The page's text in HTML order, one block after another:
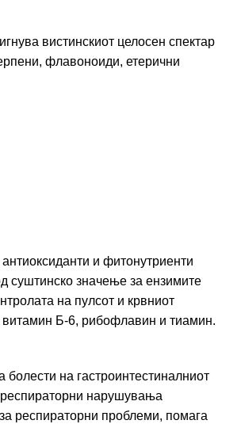
вистинскиот целосен спектар
флавоноиди, етерични
и фитонутриенти
суштинско значење за ензимите
на пулсот и крвниот
витамин Б-6, рибофлавин и тиамин.
болести на гастроинтестиналниот
респираторни нарушувања
респираторни проблеми, помага